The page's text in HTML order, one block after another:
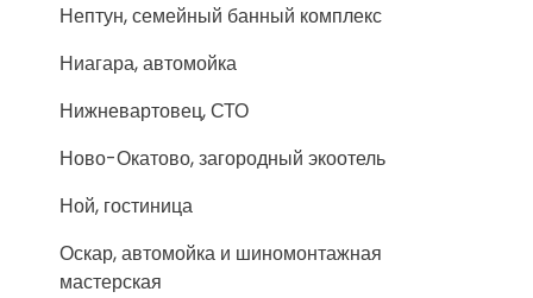
Нептун, семейный банный комплекс
Ниагара, автомойка
Нижневартовец, СТО
Ново-Окатово, загородный экоотель
Ной, гостиница
Оскар, автомойка и шиномонтажная
мастерская